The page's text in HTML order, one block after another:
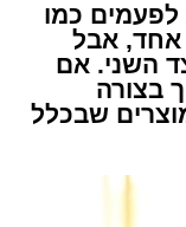
כמו
אחד, אבל
השני. אם
בצורה
שבכלל